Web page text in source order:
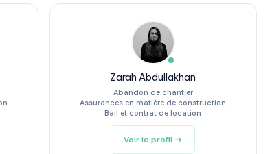
Zarah Abdullakhan
Abandon de chantier
Assurances en matière de construction
Bail et contrat de location
Voir le profil →